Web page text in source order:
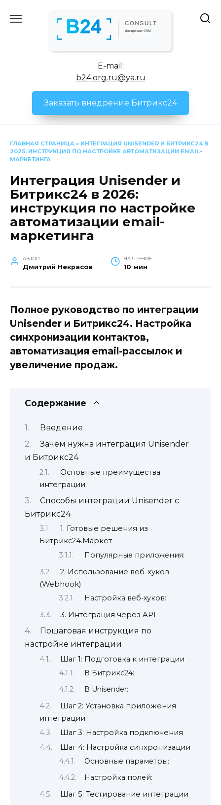
E-mail:
b24.org.ru@ya.ru
Заказать внедрение Битрикс24
ГЛАВНАЯ СТРАНИЦА » ИНТЕГРАЦИЯ UNISENDER И БИТРИКС24 В
2025: ИНСТРУКЦИЯ ПО НАСТРОЙКЕ АВТОМАТИЗАЦИИ EMAIL-
МАРКЕТИНГА
Интеграция Unisender и
Битрикс24 в 2026:
инструкция по настройке
автоматизации email-
маркетинга
АВТОР
Дмитрий Некрасов
НА ЧТЕНИЕ
10 мин
Полное руководство по интеграции
Unisender и Битрикс24. Настройка
синхронизации контактов,
автоматизация email-рассылок и
увеличение продаж.
Содержание
Введение
Зачем нужна интеграция Unisender
и Битрикс24
Основные преимущества
интеграции:
Способы интеграции Unisender с
Битрикс24
1. Готовые решения из
Битрикс24.Маркет
Популярные приложения:
2. Использование веб-хуков
(Webhook)
Настройка веб-хуков:
3. Интеграция через API
Пошаговая инструкция по
настройке интеграции
Шаг 1: Подготовка к интеграции
В Битрикс24:
В Unisender:
Шаг 2: Установка приложения
интеграции
Шаг 3: Настройка подключения
Шаг 4: Настройка синхронизации
Основные параметры:
Настройка полей:
Шаг 5: Тестирование интеграции